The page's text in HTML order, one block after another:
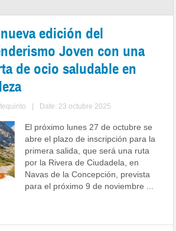
edición del
Joven con una
de ocio saludable en
Date: 23 octubre 2025
El próximo lunes 27 de octubre se
abre el plazo de inscripción para la
primera salida, que será una ruta
por la Rivera de Ciudadela, en
Navas de la Concepción, prevista
para el próximo 9 de noviembre ...